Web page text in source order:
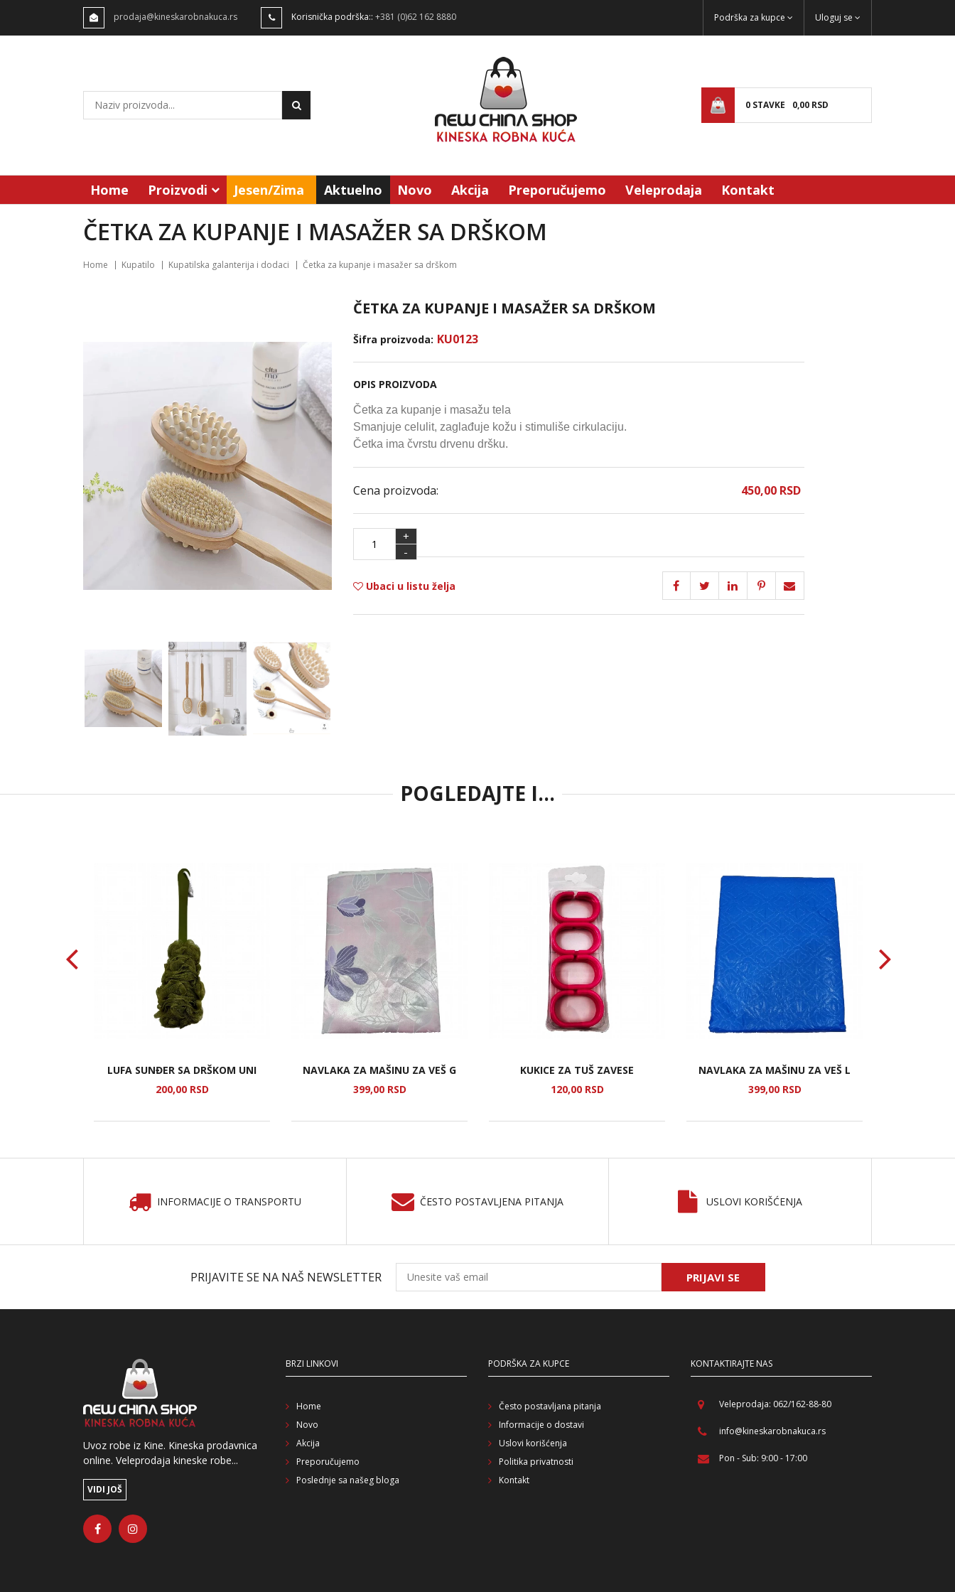
prodaja@kineskarobnakuca.rs Korisnička podrška:: +381 (0)62 162 8880 Podrška za kupce Uloguj se
0 STAVKE 0,00 RSD
Home Proizvodi Jesen/Zima Aktuelno Novo Akcija Preporučujemo Veleprodaja Kontakt
ČETKA ZA KUPANJE I MASAŽER SA DRŠKOM
Home Kupatilo Kupatilska galanterija i dodaci Četka za kupanje i masažer sa drškom
ČETKA ZA KUPANJE I MASAŽER SA DRŠKOM
Šifra proizvoda: KU0123
OPIS PROIZVODA
Četka za kupanje i masažu tela
Smanjuje celulit, zaglađuje kožu i stimuliše cirkulaciju.
Četka ima čvrstu drvenu dršku.
Cena proizvoda: 450,00 RSD
+
-
Ubaci u listu želja
POGLEDAJTE I...
LUFA SUNĐER SA DRŠKOM UNI
200,00 RSD
NAVLAKA ZA MAŠINU ZA VEŠ G
399,00 RSD
KUKICE ZA TUŠ ZAVESE
120,00 RSD
NAVLAKA ZA MAŠINU ZA VEŠ L
399,00 RSD
INFORMACIJE O TRANSPORTU ČESTO POSTAVLJENA PITANJA USLOVI KORIŠĆENJA
PRIJAVITE SE NA NAŠ NEWSLETTER PRIJAVI SE
Uvoz robe iz Kine. Kineska prodavnica
online. Veleprodaja kineske robe...
VIDI JOŠ
BRZI LINKOVI
Home
Novo
Akcija
Preporučujemo
Poslednje sa našeg bloga
PODRŠKA ZA KUPCE
Često postavljana pitanja
Informacije o dostavi
Uslovi korišćenja
Politika privatnosti
Kontakt
KONTAKTIRAJTE NAS
Veleprodaja: 062/162-88-80
info@kineskarobnakuca.rs
Pon - Sub: 9:00 - 17:00